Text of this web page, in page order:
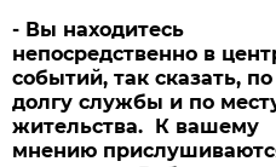
- Вы находитесь
непосредственно в
событий, так сказать, по
долгу службы и по
жительства. К вашему
мнению